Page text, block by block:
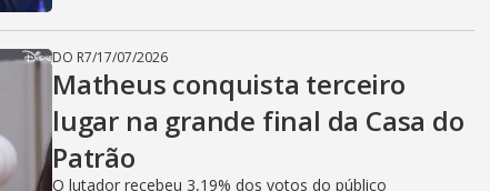
DO R7/17/07/2026
Matheus conquista terceiro
lugar na grande final da Casa do
Patrão
O lutador recebeu 3,19% dos votos do público